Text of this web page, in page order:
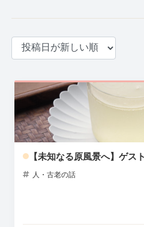
【未知なる原風景へ】ゲス
人・古老の話